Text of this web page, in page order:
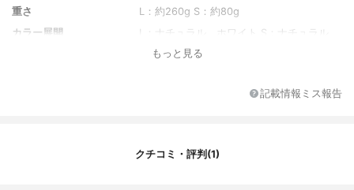
重さ
L：約260g S：約80g
カラー展開
L：ナチュラル、ホワイト S：ナチュラル、
ホワイト、パープル、ブルー、グレー
もっと見る
記載情報ミス報告
クチコミ・評判(1)